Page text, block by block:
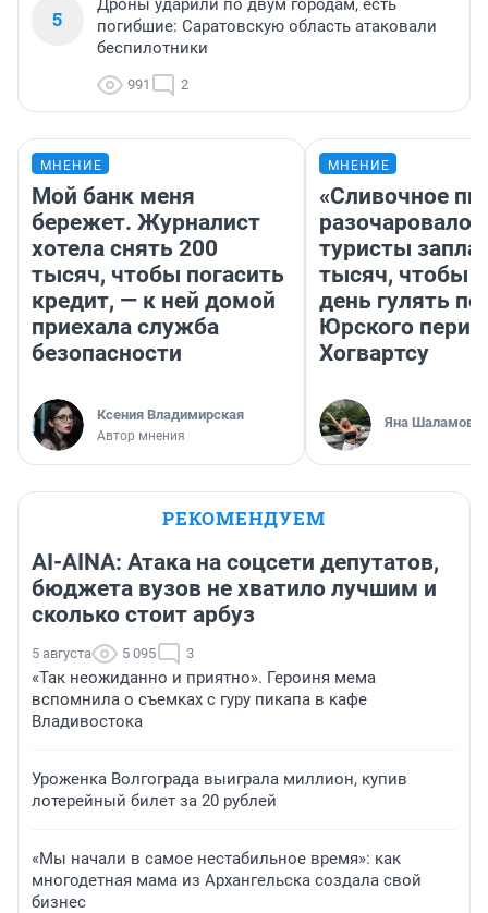
5
Дроны ударили по двум городам, есть
погибшие: Саратовскую область атаковали
беспилотники
991 2
МНЕНИЕ
Мой банк меня
бережет. Журналист
хотела снять 200
тысяч, чтобы погасить
кредит, — к ней домой
приехала служба
безопасности
Ксения Владимирская
Автор мнения
МНЕНИЕ
«Сливочное
разочаровало»:
туристы
тысяч, чтобы
день гулять по
Юрского
Хогвартсу
Яна Шаламова
РЕКОМЕНДУЕМ
AI-AINA: Атака на соцсети депутатов,
бюджета вузов не хватило лучшим и
сколько стоит арбуз
5 августа 5 095 3
«Так неожиданно и приятно». Героиня мема
вспомнила о съемках с гуру пикапа в кафе
Владивостока
Уроженка Волгограда выиграла миллион, купив
лотерейный билет за 20 рублей
«Мы начали в самое нестабильное время»: как
многодетная мама из Архангельска создала свой
бизнес